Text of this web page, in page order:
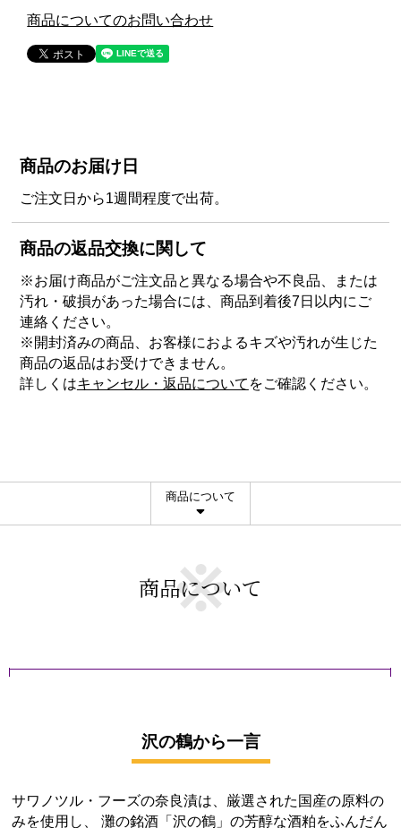
商品についてのお問い合わせ
商品のお届け日
ご注文日から1週間程度で出荷。
商品の返品交換に関して
※お届け商品がご注文品と異なる場合や不良品、または
汚れ・破損があった場合には、商品到着後7日以内にご
連絡ください。
※開封済みの商品、お客様におよるキズや汚れが生じた
商品の返品はお受けできません。
詳しくはキャンセル・返品について をご確認ください。
商品について
商品について
沢の鶴から一言
サワノツル・フーズの奈良漬は、厳選された国産の原料の
みを使用し、 灘の銘酒「沢の鶴」の芳醇な酒粕をふんだん